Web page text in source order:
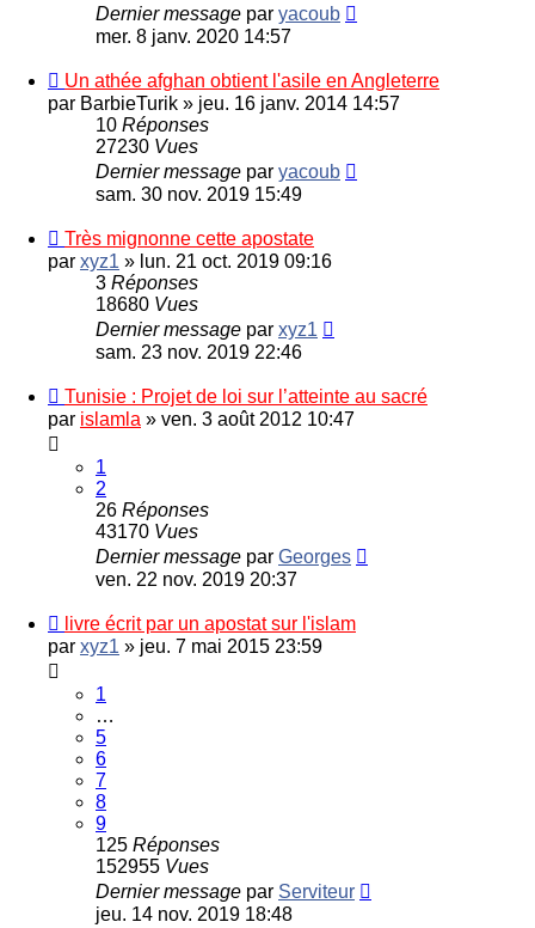
Dernier message par yacoub
mer. 8 janv. 2020 14:57
Un athée afghan obtient l'asile en Angleterre
par BarbieTurik » jeu. 16 janv. 2014 14:57
10 Réponses
27230 Vues
Dernier message par yacoub
sam. 30 nov. 2019 15:49
Très mignonne cette apostate
par xyz1 » lun. 21 oct. 2019 09:16
3 Réponses
18680 Vues
Dernier message par xyz1
sam. 23 nov. 2019 22:46
Tunisie : Projet de loi sur l’atteinte au sacré
par islamla » ven. 3 août 2012 10:47
1
2
26 Réponses
43170 Vues
Dernier message par Georges
ven. 22 nov. 2019 20:37
livre écrit par un apostat sur l'islam
par xyz1 » jeu. 7 mai 2015 23:59
1
…
5
6
7
8
9
125 Réponses
152955 Vues
Dernier message par Serviteur
jeu. 14 nov. 2019 18:48